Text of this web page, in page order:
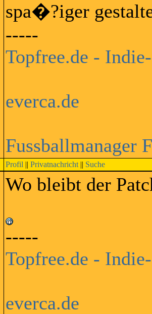
spa�?iger
-----
Topfree.de -
everca.de
Fussballmanager
Profil || Privatnachricht || Suche
Wo bleibt der
-----
Topfree.de -
everca.de